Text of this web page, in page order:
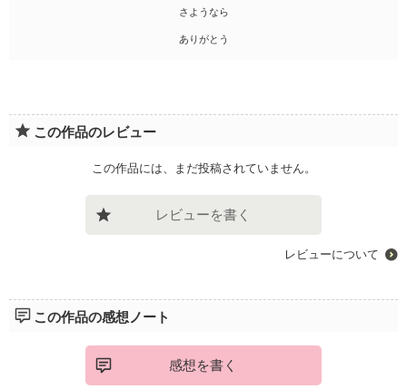
さようなら
ありがとう
この作品のレビュー
この作品には、まだ投稿されていません。
レビューを書く
レビューについて
この作品の感想ノート
感想を書く